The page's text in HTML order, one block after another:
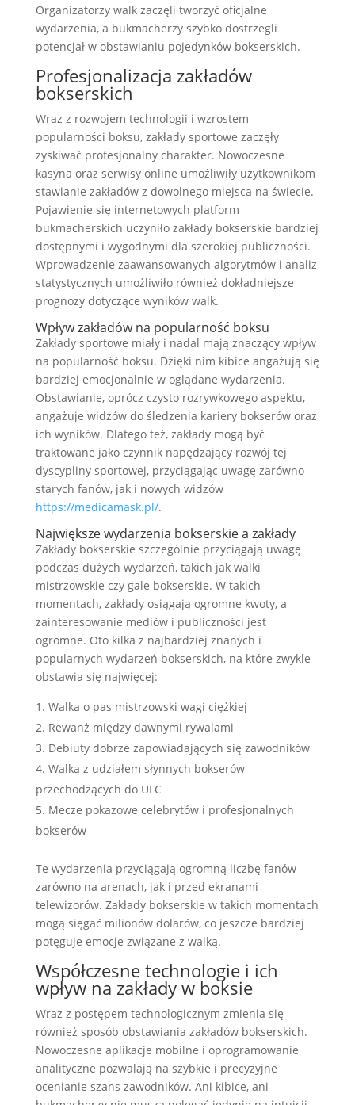
Organizatorzy walk zaczęli tworzyć oficjalne
wydarzenia, a bukmacherzy szybko dostrzegli
potencjał w obstawianiu pojedynków bokserskich.
Profesjonalizacja zakładów
bokserskich
Wraz z rozwojem technologii i wzrostem
popularności boksu, zakłady sportowe zaczęły
zyskiwać profesjonalny charakter. Nowoczesne
kasyna oraz serwisy online umożliwiły użytkownikom
stawianie zakładów z dowolnego miejsca na świecie.
Pojawienie się internetowych platform
bukmacherskich uczyniło zakłady bokserskie bardziej
dostępnymi i wygodnymi dla szerokiej publiczności.
Wprowadzenie zaawansowanych algorytmów i analiz
statystycznych umożliwiło również dokładniejsze
prognozy dotyczące wyników walk.
Wpływ zakładów na popularność boksu
Zakłady sportowe miały i nadal mają znaczący wpływ
na popularność boksu. Dzięki nim kibice angażują się
bardziej emocjonalnie w oglądane wydarzenia.
Obstawianie, oprócz czysto rozrywkowego aspektu,
angażuje widzów do śledzenia kariery bokserów oraz
ich wyników. Dlatego też, zakłady mogą być
traktowane jako czynnik napędzający rozwój tej
dyscypliny sportowej, przyciągając uwagę zarówno
starych fanów, jak i nowych widzów
https://medicamask.pl/.
Największe wydarzenia bokserskie a zakłady
Zakłady bokserskie szczególnie przyciągają uwagę
podczas dużych wydarzeń, takich jak walki
mistrzowskie czy gale bokserskie. W takich
momentach, zakłady osiągają ogromne kwoty, a
zainteresowanie mediów i publiczności jest
ogromne. Oto kilka z najbardziej znanych i
popularnych wydarzeń bokserskich, na które zwykle
obstawia się najwięcej:
Walka o pas mistrzowski wagi ciężkiej
Rewanż między dawnymi rywalami
Debiuty dobrze zapowiadających się zawodników
Walka z udziałem słynnych bokserów
przechodzących do UFC
Mecze pokazowe celebrytów i profesjonalnych
bokserów
Te wydarzenia przyciągają ogromną liczbę fanów
zarówno na arenach, jak i przed ekranami
telewizorów. Zakłady bokserskie w takich momentach
mogą sięgać milionów dolarów, co jeszcze bardziej
potęguje emocje związane z walką.
Współczesne technologie i ich
wpływ na zakłady w boksie
Wraz z postępem technologicznym zmienia się
również sposób obstawiania zakładów bokserskich.
Nowoczesne aplikacje mobilne i oprogramowanie
analityczne pozwalają na szybkie i precyzyjne
ocenianie szans zawodników. Ani kibice, ani